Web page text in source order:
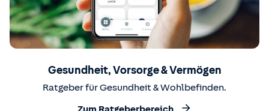
Gesundheit, Vorsorge & Vermögen
Ratgeber für Gesundheit & Wohlbefinden.